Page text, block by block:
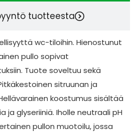
tuotteesta
wc-tiloihin. Hienostunut
pullo sopivat
Tuote soveltuu sekä
sitruunan ja
koostumus sisältää
ja glyseriiniä. Iholle neutraali pH
pullon muotoilu, jossa